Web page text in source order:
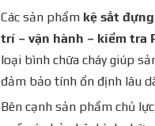
Các sản phẩm kệ sắt
trí – vận hành – kiểm tra
loại bình chữa cháy giúp
đảm bảo tính ổn định lâu
Bên cạnh sản phẩm chủ